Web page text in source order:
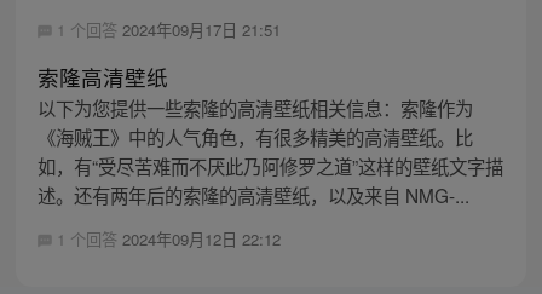
1 个回答 2024年09月17日 21:51
索隆高清壁纸
以下为您提供一些索隆的高清壁纸相关信息：索隆作为
《海贼王》中的人气角色，有很多精美的高清壁纸。比
如，有“受尽苦难而不厌此乃阿修罗之道”这样的壁纸文字描
述。还有两年后的索隆的高清壁纸，以及来自 NMG-...
1 个回答 2024年09月12日 22:12